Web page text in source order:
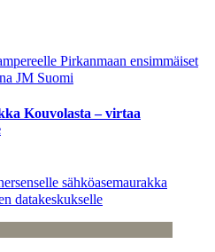
Pirkanmaan ensimmäiset
JM Suomi
Kouvolasta – virtaa
sähköasemaurakka
datakeskukselle